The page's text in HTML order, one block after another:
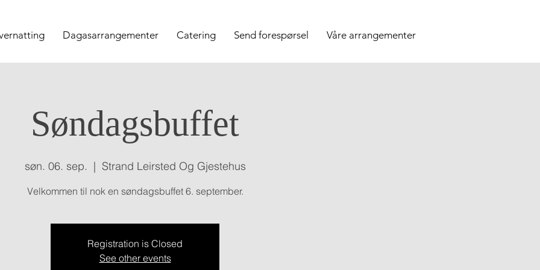
Dagasarrangementer Catering Send forespørsel Våre arrangementer
Søndagsbuffet
søn. 06. sep.
  |
Strand Leirsted Og Gjestehus
Velkommen til nok en søndagsbuffet 6. september.
Registration is Closed
See other events